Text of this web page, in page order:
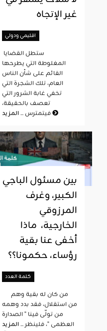
غير الإتجاه
اقليمي ودولي
المغلوطة التي يطرحها
القائم على شأن الناس
العام، تلك الشجرة التي
تخفي غابة الشرور التي
تعصف بالحقيقة،
فيتمترس ...المزيد
بين مسئول الباجي
الكبير، وغرف
المرزوقي
الخارجية، ماذا
أخفى عنا بقية
رؤساء، حكمونا؟؟
كلمة العدد
من استقلال، فقد بدد وهمه
من تولّى فينا " الصدارة
العظمى "، فلينظر ...المزيد